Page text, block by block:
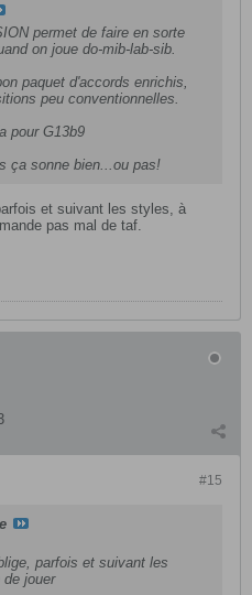
permet de faire en sorte
on joue do-mib-lab-sib.
paquet d'accords enrichis,
peu conventionnelles.
pour G13b9
ça sonne bien...ou pas!
et suivant les styles, à
pas mal de taf.
#15
parfois et suivant les
jouer